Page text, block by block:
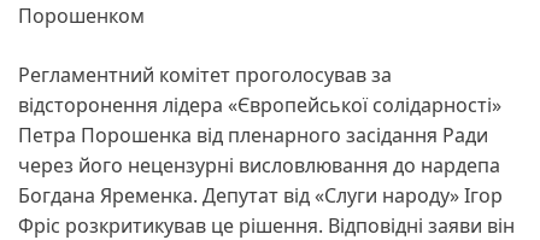
Порошенком
Регламентний комітет проголосував за
відсторонення лідера «Європейської солідарності»
Петра Порошенка від пленарного засідання Ради
через його нецензурні висловлювання до нардепа
Богдана Яременка. Депутат від «Слуги народу» Ігор
Фріс розкритикував це рішення. Відповідні заяви він